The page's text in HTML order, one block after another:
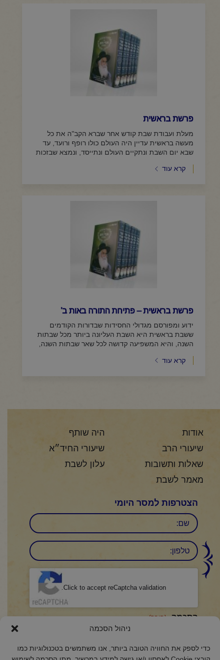
ניהול הסכמה
כדי לספק את החוויה הטובה ביותר, אנו משתמשים בטכנולוגיות כמו
פרשת בראשית
מעלת ועבודת שבת קודש אחר שברא הקב"ה את כל
מעשה בראשית עדיין היה העולם כולו רופף ורועד, עד
שבא יום השבת ונתקיים העולם ונתייסד, ונמצא שבזכות
קרא עוד
פרשת בראשית – פתיחת התורה באות ב'
ידוע ומפורסם מגדולי החסידות שבדורות הקודמים
ששבת בראשית היא השבת העליונה ביותר מכל שבתות
השנה, והיא המשפיעה קדושה לכל שאר שבתות השנה,
קרא עוד
אודות
היה שותף
שיעורי הרב
שיעורי החיד״א
שאלות ותשובות
עלון לשבת
מאמר לשבת
הצטרפות למסר היומי
שם
טלפון:
Click to accept reCaptcha validation.
הסכמה (חובה)
אני מאשר/ת כי קראתי והבנתי את